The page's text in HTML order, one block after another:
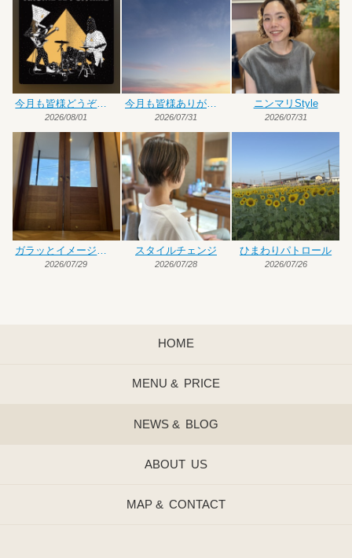
今月も皆様どうぞよろしくお願いいたします
2026/08/01 2026/07/31
ニンマリStyle
2026/07/31
ガラッとイメージチェンジ
2026/07/29
スタイルチェンジ
2026/07/28
ひまわりパトロール
2026/07/26
HOME
MENU & PRICE
NEWS & BLOG
ABOUT US
MAP & CONTACT